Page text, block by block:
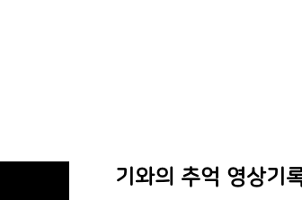
기와의 추억 영상기